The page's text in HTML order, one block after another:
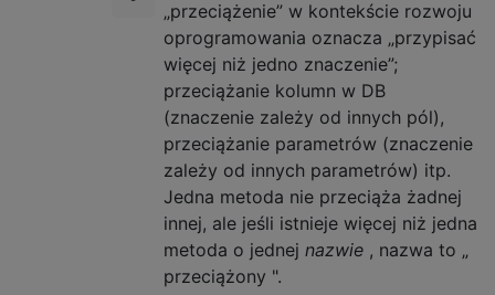
„przeciążenie” w kontekście rozwoju
oprogramowania oznacza „przypisać
więcej niż jedno znaczenie”;
przeciążanie kolumn w DB
(znaczenie zależy od innych pól),
przeciążanie parametrów (znaczenie
zależy od innych parametrów) itp.
Jedna metoda nie przeciąża żadnej
innej, ale jeśli istnieje więcej niż jedna
metoda o jednej nazwie , nazwa to „
przeciążony ".